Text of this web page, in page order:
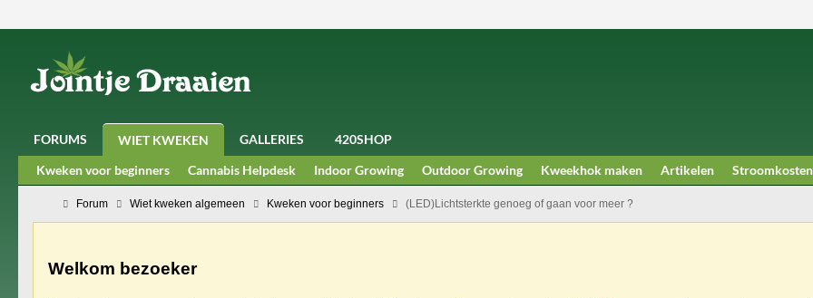
FORUMS WIET KWEKEN GALLERIES
420SHOP
Kweken voor beginners
Cannabis Helpdesk Indoor Growing Outdoor Growing Kweekhok maken Artikelen Stroomkosten
Forum Wiet kweken algemeen Kweken voor beginners (LED)Lichtsterkte genoeg of gaan voor meer ?
Welkom bezoeker